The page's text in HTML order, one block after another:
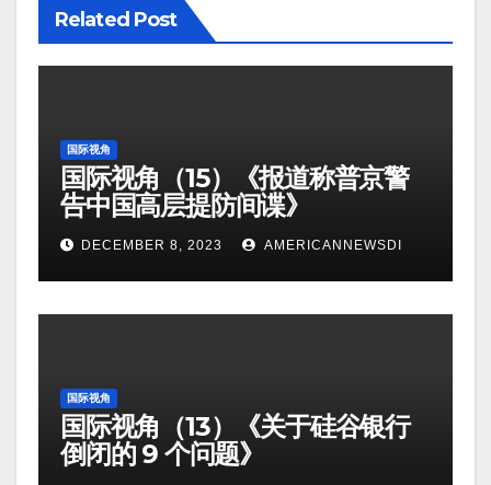
Related Post
国际视角
国际视角（15）《报道称普京警
告中国高层提防间谍》
DECEMBER 8, 2023 AMERICANNEWSDI
国际视角
国际视角（13）《关于硅谷银行
倒闭的 9 个问题》